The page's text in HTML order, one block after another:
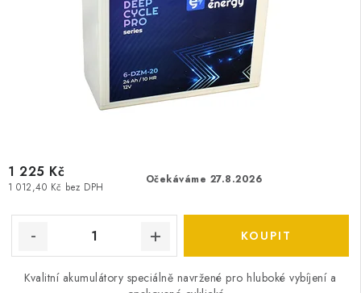
Očekáváme 27.8.2026
1 012,40 Kč bez DPH
1 225 Kč
Kvalitní akumulátory speciálně navržené pro hluboké vybíjení a